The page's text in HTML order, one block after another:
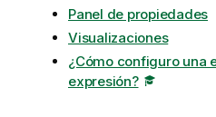
Panel de propiedades
Visualizaciones
¿Cómo configuro una
expresión?